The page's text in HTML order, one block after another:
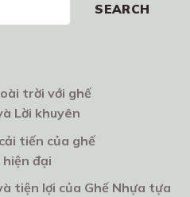
SEARCH
trời với ghế
Lời khuyên
tiến của ghế
đại
tiện lợi của Ghế Nhựa tựa